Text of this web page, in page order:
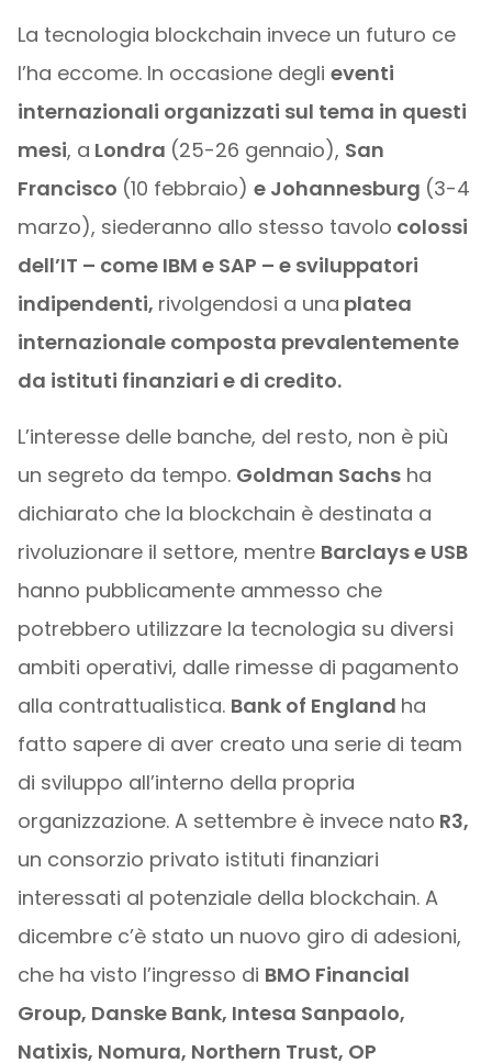
La tecnologia blockchain invece un futuro ce
l’ha eccome. In occasione degli eventi
internazionali organizzati sul tema in questi
mesi, a Londra (25-26 gennaio), San
Francisco (10 febbraio) e Johannesburg (3-4
marzo), siederanno allo stesso tavolo colossi
dell’IT – come IBM e SAP – e sviluppatori
indipendenti, rivolgendosi a una platea
internazionale composta prevalentemente
da istituti finanziari e di credito.
L’interesse delle banche, del resto, non è più
un segreto da tempo. Goldman Sachsha
dichiarato che la blockchain è destinata a
rivoluzionare il settore, mentre Barclays e USB
hanno pubblicamente ammesso che
potrebbero utilizzare la tecnologia su diversi
ambiti operativi, dalle rimesse di pagamento
alla contrattualistica. Bank of England ha
fatto sapere di aver creato una serie di team
di sviluppo all’interno della propria
organizzazione. A settembre è invece nato R3,
un consorzio privato istituti finanziari
interessati al potenziale della blockchain. A
dicembre c’è stato un nuovo giro di adesioni,
che ha visto l’ingresso di BMO Financial
Group, Danske Bank, Intesa Sanpaolo,
Natixis, Nomura, Northern Trust, OP